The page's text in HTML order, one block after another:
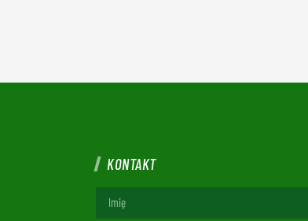
KONTAKT